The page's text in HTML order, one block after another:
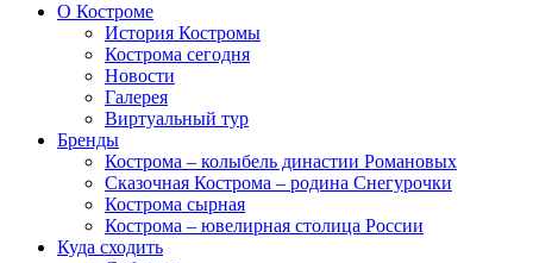
О Костроме
История Костромы
Кострома сегодня
Новости
Галерея
Виртуальный тур
Бренды
Кострома – колыбель династии Романовых
Сказочная Кострома – родина Снегурочки
Кострома сырная
Кострома – ювелирная столица России
Куда сходить